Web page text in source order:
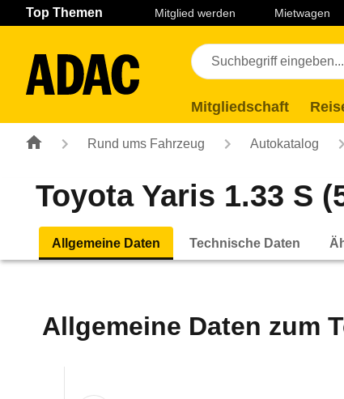
Navigation Seiteninhalt Fußzeile
Top Themen Mitglied werden Mietwagen
Mitgliedschaft
Rund ums Fahrzeug Autokatalog
Toyota Yaris 1.33 S
Allgemeine Daten Technische Daten
Allgemeine Daten zum